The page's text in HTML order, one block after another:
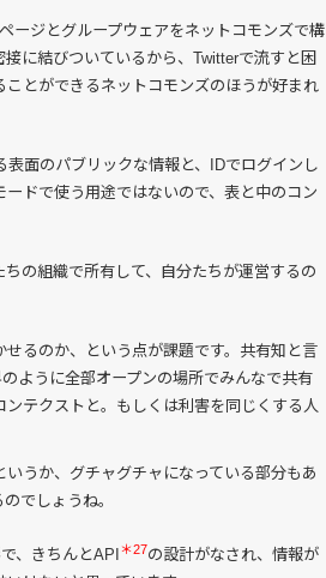
ージとグループウェアをネットコモンズで構
に結びついているから、Twitterで流すと困
とができるネットコモンズのほうが好まれ
面のパブリックな情報と、IDでログインし
ドで使う用途ではないので、表と中のコン
の組織で所有して、自分たちが運営するの
るのか、という点が課題です。共有知と言
ように全部オープンの場所でみんなで共有
テクストと。もしくは利害を同じくする人
うか、グチャグチャになっている部分もあ
でしょうね。
、きちんとAPI ＊27の設計がなされ、情報が